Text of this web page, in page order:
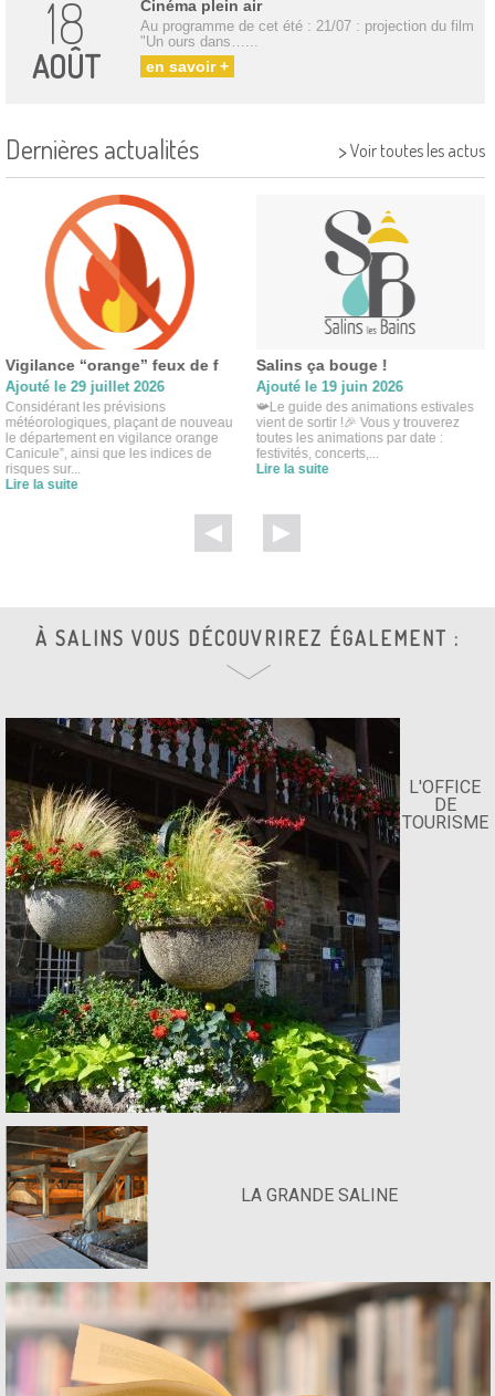
18
AOÛT
Cinéma plein air
Au programme de cet été : 21/07 : projection du film
"Un ours dans…...
en savoir +
Dernières actualités >Voir toutes les actus
Vigilance “orange” feux de f
Ajouté le 29 juillet 2026
Considérant les prévisions
météorologiques, plaçant de nouveau
le département en vigilance orange
Canicule”, ainsi que les indices de
risques sur...
Lire la suite
Salins ça bouge !
Ajouté le 19 juin 2026
📯Le guide des animations estivales
vient de sortir !🎉 Vous y trouverez
toutes les animations par date :
festivités, concerts,...
Lire la suite
À SALINS VOUS DÉCOUVRIREZ ÉGALEMENT :
L'OFFICE
DE
TOURISME
LA GRANDE SALINE